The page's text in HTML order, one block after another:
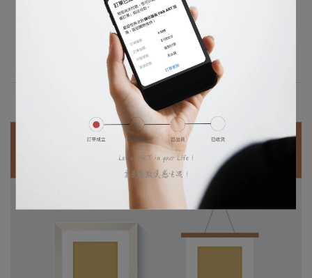
變了人們觀看世界的方式，也讓藝術變得更自由、更